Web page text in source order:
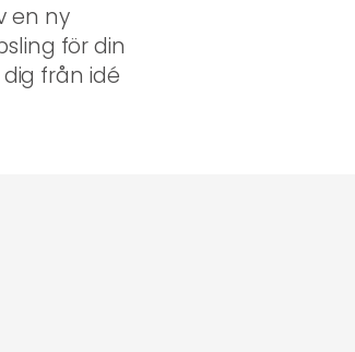
en ny
för din
från idé